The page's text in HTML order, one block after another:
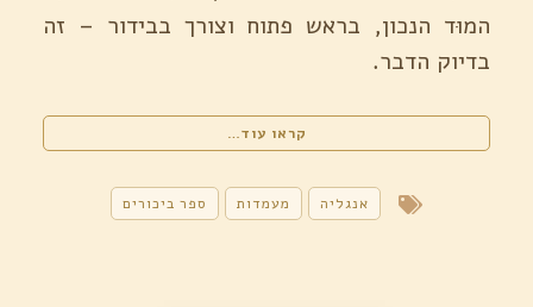
המוּד הנכון, בראש פתוח וצורך בבידור – זה
בדיוק הדבר.
קראו עוד…
ופשעים
/
פי־ג'יי
אנגליה מעמדות ספר ביכורים